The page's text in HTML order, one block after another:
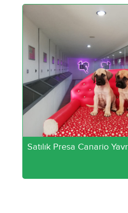
Satılık Presa Canario